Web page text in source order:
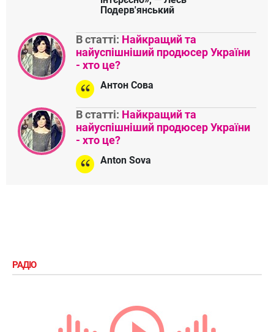
Подерв'янський
В статті: Найкращий та
найуспішніший продюсер України
- хто це?
Антон Сова
В статті: Найкращий та
найуспішніший продюсер України
- хто це?
Anton Sova
РАДІО